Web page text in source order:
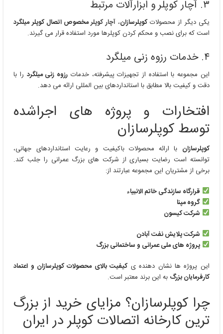
۳. آچار کوپلر و ابزارآلات مرتبط
یکی دیگر از محصولاتکوپلرسازان،آچار کوپلرمخصوص اتصال کوپلر میلگرد
است که برای نصب و محکم کردن کوپلرها مورد استفاده قرار می گیرند.
۴. خدمات رزوه زنی میلگرد
این مجموعه با استفاده از تجهیزات پیشرفته، خدمات رزوه زنی میلگرد را با
دقت و کیفیت بالا مطابق با استانداردهای بین المللی ارائه می دهد.
افتخارات و پروژه های اجراشده
توسط کوپلرسازان
کوپلرسازان با ارائه محصولات باکیفیت و رعایت استانداردهای جهانی،
توانسته است رضایت بسیاری از شرکت های بزرگ عمرانی را جلب کند.
برخی از مشتریان این مجموعه عبارتند از:
قرارگاه سازندگی خاتم الانبیاء
گروه مپنا
شرکت کیسون
شرکت پلایش نفت آبادن
پروژه های ملی عمرانی و ساختمانی بزرگ
این پروژه ها نشان دهنده ی کیفیت بالای محصولات کوپلرسازان و اعتماد
کارفرمایان بزرگ به این برند معتبر است.
چرا کوپلرسازان؟ مزایای خرید از بزرگ
ترین کارخانه اتصالات کوپلر در ایران